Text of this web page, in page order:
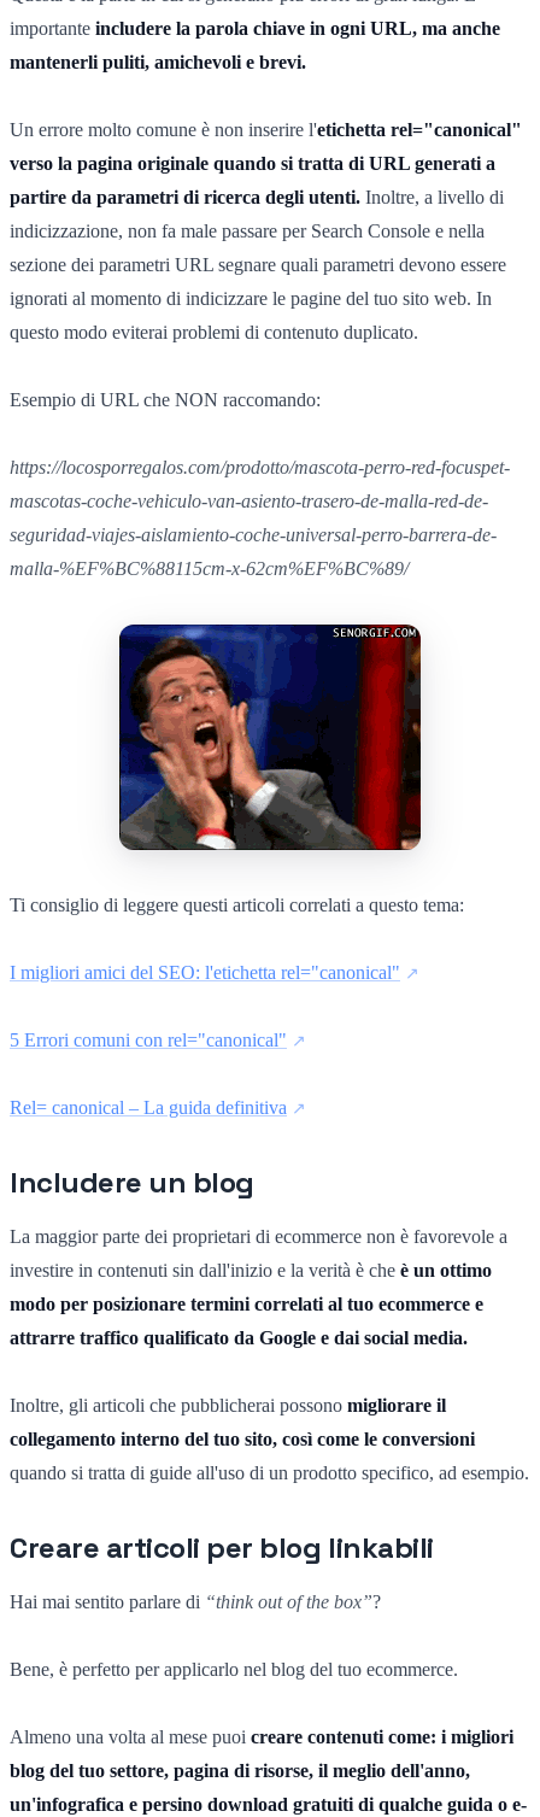
importante includere la parola chiave in ogni URL, ma anche
mantenerli puliti, amichevoli e brevi.
Un errore molto comune è non inserire l'etichetta rel="canonical"
verso la pagina originale quando si tratta di URL generati a
partire da parametri di ricerca degli utenti. Inoltre, a livello di
indicizzazione, non fa male passare per Search Console e nella
sezione dei parametri URL segnare quali parametri devono essere
ignorati al momento di indicizzare le pagine del tuo sito web. In
questo modo eviterai problemi di contenuto duplicato.
Esempio di URL che NON raccomando:
https://locosporregalos.com/prodotto/mascota-perro-red-focuspet-
mascotas-coche-vehiculo-van-asiento-trasero-de-malla-red-de-
seguridad-viajes-aislamiento-coche-universal-perro-barrera-de-
malla-%EF%BC%88115cm-x-62cm%EF%BC%89/
Ti consiglio di leggere questi articoli correlati a questo tema:
I migliori amici del SEO: l'etichetta rel="canonical"
5 Errori comuni con rel="canonical"
Rel= canonical – La guida definitiva
Includere un blog
La maggior parte dei proprietari di ecommerce non è favorevole a
investire in contenuti sin dall'inizio e la verità è che è un ottimo
modo per posizionare termini correlati al tuo ecommerce e
attrarre traffico qualificato da Google e dai social media.
Inoltre, gli articoli che pubblicherai possono migliorare il
collegamento interno del tuo sito, così come le conversioni
quando si tratta di guide all'uso di un prodotto specifico, ad esempio.
Creare articoli per blog linkabili
Hai mai sentito parlare di “think out of the box”?
Bene, è perfetto per applicarlo nel blog del tuo ecommerce.
Almeno una volta al mese puoi creare contenuti come: i migliori
blog del tuo settore, pagina di risorse, il meglio dell'anno,
un'infografica e persino download gratuiti di qualche guida o e-